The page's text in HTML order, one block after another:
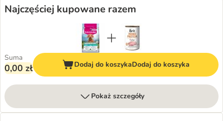
Najczęściej kupowane razem
Suma
0,00 zł Dodaj do koszykaDodaj do koszyka
Pokaż szczegóły